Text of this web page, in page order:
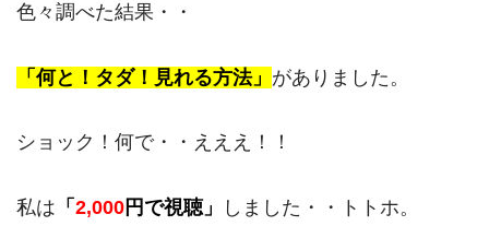
色々調べた結果・・
「何と！タダ！見れる方法」 がありました。
ショック！何で・・えええ！！
私は 「 2,000円で視聴」 しました・・トトホ。